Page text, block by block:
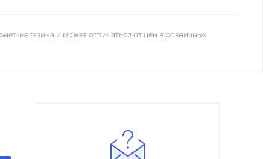
магазина и может отличаться от цен в розничных